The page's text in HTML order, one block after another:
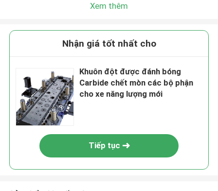
Xem thêm
Nhận giá tốt nhất cho
Khuôn đột được đánh bóng
Carbide chết mòn các bộ phận
cho xe năng lượng mới
Tiếp tục